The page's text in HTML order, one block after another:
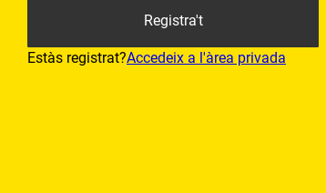
Registra't
Estàs registrat?Accedeix a l'àrea privada